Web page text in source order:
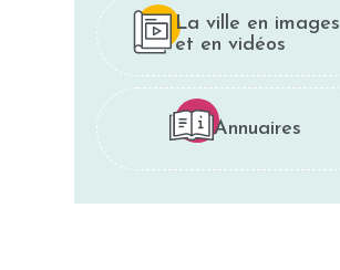
La ville en images
et en vidéos
Annuaires